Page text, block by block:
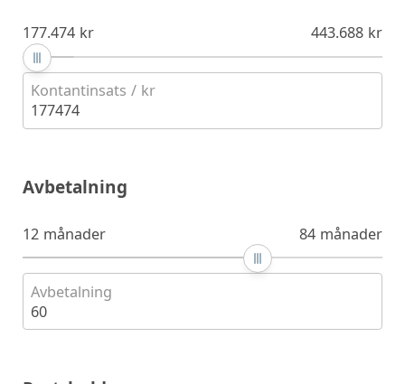
177.474 kr 443.688 kr
Kontantinsats / kr
177474
Avbetalning
12 månader 84 månader
Avbetalning
60